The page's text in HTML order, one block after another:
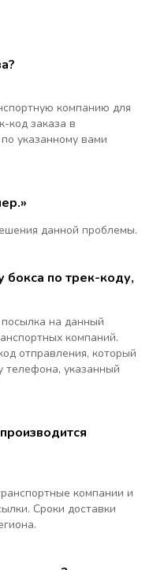
компанию для
код заказа в
указанному вами
данной проблемы.
бокса по трек-коду,
на данный
компаний.
отправления, который
указанный
компании и
Сроки доставки